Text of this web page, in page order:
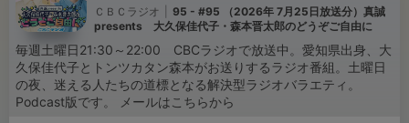
ＣＢＣラジオ
95 - #95 （2026年 7月25日放送分）真誠
presents 大久保佳代子・森本晋太郎のどうぞご自由に
毎週土曜日21:30～22:00 CBCラジオで放送中。愛知県出身、大
久保佳代子とトンツカタン森本がお送りするラジオ番組。土曜日
の夜、迷える人たちの道標となる解決型ラジオバラエティ。
Podcast版です。 メールはこちらから